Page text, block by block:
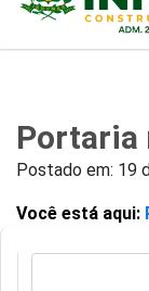
Portaria
Postado em: 19
Você está aqui: